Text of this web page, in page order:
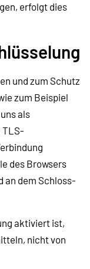
erfolgt dies
und zum Schutz
zum Beispiel
als
TLS-
des Browsers
an dem Schloss-
aktiviert ist,
nicht von